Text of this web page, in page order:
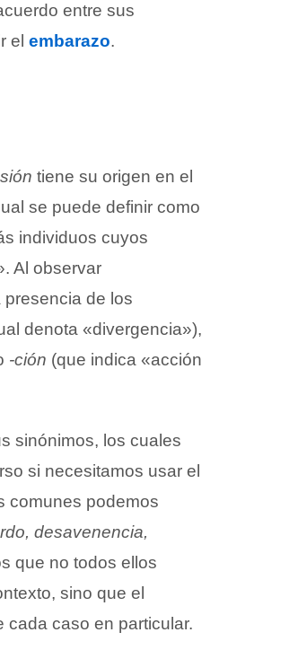
entre sus
el embarazo.
tiene su origen en el
se puede definir como
individuos cuyos
Al observar
de los
denota «divergencia»),
-ción (que indica «acción
sinónimos, los cuales
si necesitamos usar el
comunes podemos
desavenencia,
que no todos ellos
sino que el
cada caso en particular.